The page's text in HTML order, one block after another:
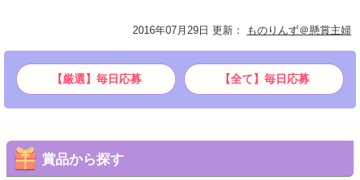
2016年07月29日 更新 ： ものりんず＠懸賞主婦
【厳選】毎日応募 【全て】毎日応募
賞品から探す